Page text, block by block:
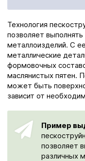
Технология
позволяет
металлоизделий. С
металлические
формовочных
маслянистых пятен.
может быть
зависит от
Пример
позволяет
различных